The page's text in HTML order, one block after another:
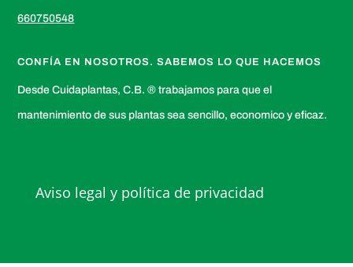
660750548
CONFÍA EN NOSOTROS. SABEMOS LO QUE HACEMOS
Desde Cuidaplantas, C.B. ® trabajamos para que el
mantenimiento de sus plantas sea sencillo, economico y eficaz.
Aviso legal y política de privacidad